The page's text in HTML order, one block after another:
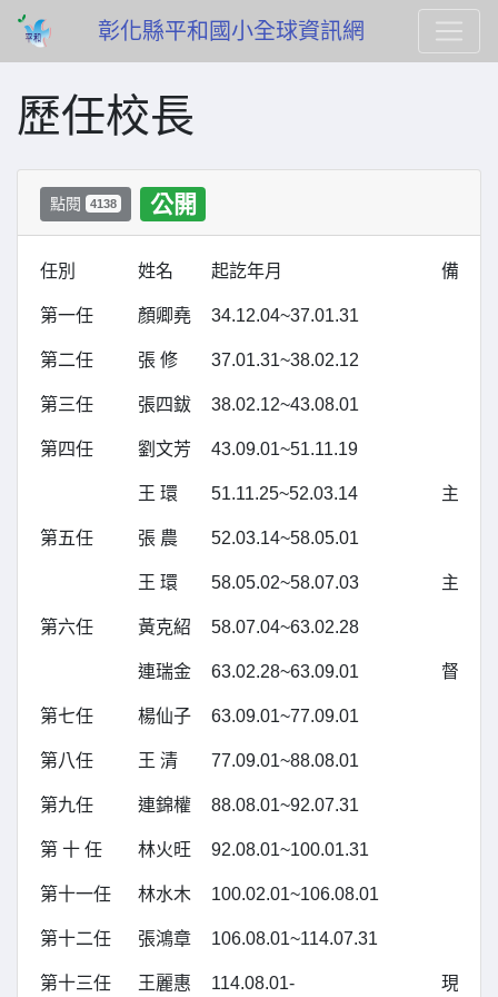
彰化縣平和國小全球資訊網
歷任校長
點閱 4138 公開
任別 姓名 起訖年月 備註
第一任 顏卿堯 34.12.04~37.01.31
第二任 張 修 37.01.31~38.02.12
第三任 張四鈸 38.02.12~43.08.01
第四任 劉文芳 43.09.01~51.11.19
王 環 51.11.25~52.03.14 主任
第五任 張 農 52.03.14~58.05.01
王 環 58.05.02~58.07.03 主任
第六任 黃克紹 58.07.04~63.02.28
連瑞金 63.02.28~63.09.01 督學
第七任 楊仙子 63.09.01~77.09.01
第八任 王 清 77.09.01~88.08.01
第九任 連錦權 88.08.01~92.07.31
第 十 任 林火旺 92.08.01~100.01.31
第十一任 林水木 100.02.01~106.08.01
第十二任 張鴻章 106.08.01~114.07.31
第十三任 王麗惠 114.08.01- 現仍在